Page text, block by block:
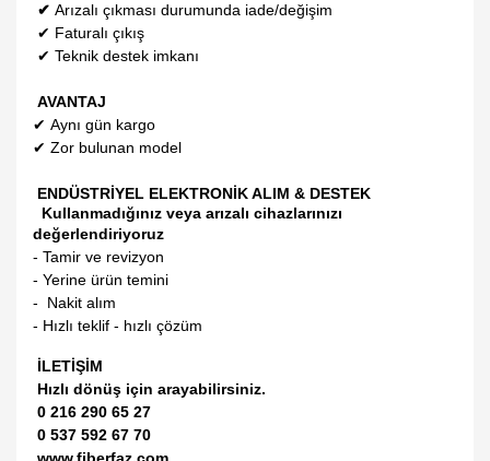
✔ Arızalı çıkması durumunda iade/değişim
✔ Faturalı çıkış
✔ Teknik destek imkanı
AVANTAJ
✔ Aynı gün kargo
✔ Zor bulunan model
ENDÜSTRİYEL ELEKTRONİK ALIM & DESTEK
Kullanmadığınız veya arızalı cihazlarınızı
değerlendiriyoruz
- Tamir ve revizyon
- Yerine ürün temini
- Nakit alım
- Hızlı teklif - hızlı çözüm
İLETİŞİM
Hızlı dönüş için arayabilirsiniz.
0 216 290 65 27
0 537 592 67 70